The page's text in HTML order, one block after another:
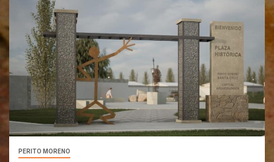
PERITO MORENO